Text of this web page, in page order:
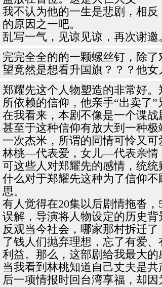
我不认为他的一生是悲剧，相
的原因之一吧。
乱写一气，见谅见谅，再次谢邀
完完全全的的一颗螺丝钉，除
望竟然是想看升国旗？？？他
郑耀先这个人物塑造的非常好
所依赖的信仰，他亲手“出卖了
在我看来，本剧不像是一个谍战
甚至于这种信仰有放大到一种
一次杰米，所谓的同情可怜又可
林桃—代表爱，女儿—代表亲情
可这些人对郑耀先的感情，统
什么对于郑耀先这种为了信仰
思。
有人觉得在20集以后剧情拖沓
误解，导演将人物设定的历史背
反观当今社会，哪家那村拆迁
了钱人们抛弃理想，忘了有爱
利益。那么，这部剧给我最大
当我看到林桃知道自己丈夫是
后一项情报时回台湾享福，却